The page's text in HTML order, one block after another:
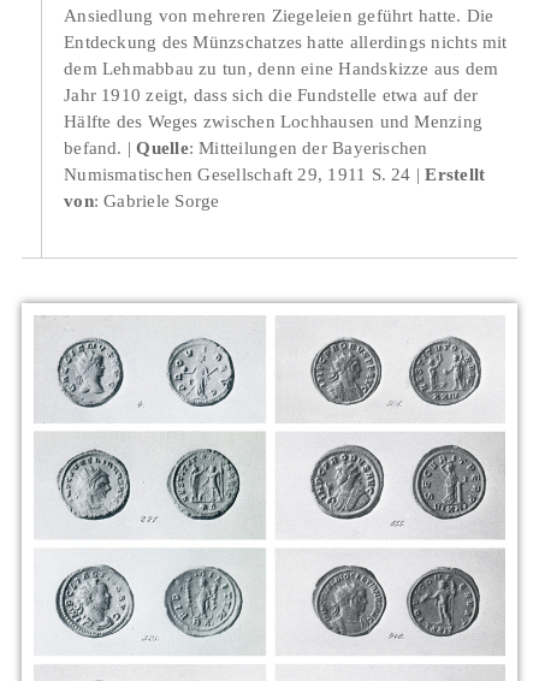
Ansiedlung von mehreren Ziegeleien geführt hatte. Die
Entdeckung des Münzschatzes hatte allerdings nichts mit
dem Lehmabbau zu tun, denn eine Handskizze aus dem
Jahr 1910 zeigt, dass sich die Fundstelle etwa auf der
Hälfte des Weges zwischen Lochhausen und Menzing
befand.
Quelle: Mitteilungen der Bayerischen
Numismatischen Gesellschaft 29, 1911 S. 24
Erstellt
von: Gabriele Sorge